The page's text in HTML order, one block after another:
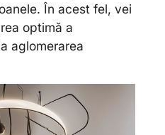
În acest fel, vei
optimă a
aglomerarea